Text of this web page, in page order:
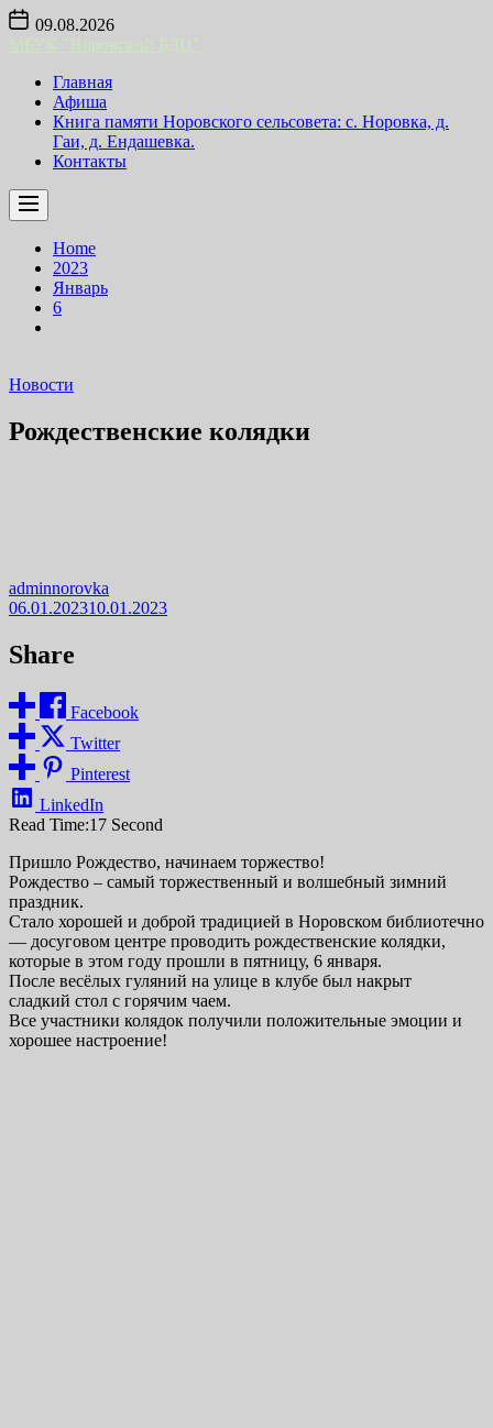
Skip
content
09.08.2026
Главная
Афиша
Книга памяти Норовского сельсовета: с. Норовка, д.
Гаи, д. Ендашевка.
Контакты
Home
2023
Январь
6
Новости
Рождественские колядки
adminnorovka
06.01.202310.01.2023
Share
Facebook
Twitter
Pinterest
LinkedIn
Read Time:17 Second
Пришло Рождество, начинаем торжество!
Рождество – самый торжественный и волшебный зимний
праздник.
Стало хорошей и доброй традицией в Норовском библиотечно
— досуговом центре проводить рождественские колядки,
которые в этом году прошли в пятницу, 6 января.
После весёлых гуляний на улице в клубе был накрыт
сладкий стол с горячим чаем.
Все участники колядок получили положительные эмоции и
хорошее настроение!